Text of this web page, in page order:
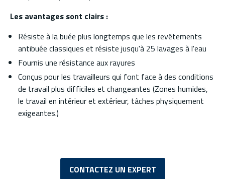
Les avantages sont clairs :
Résiste à la buée plus longtemps que les revêtements
antibuée classiques et résiste jusqu'à 25 lavages à l'eau
Fournis une résistance aux rayures
Conçus pour les travailleurs qui font face à des conditions
de travail plus difficiles et changeantes (Zones humides,
le travail en intérieur et extérieur, tâches physiquement
exigeantes.)
CONTACTEZ UN EXPERT